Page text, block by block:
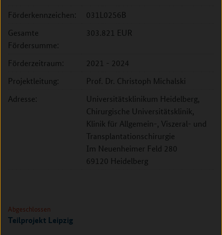
Förderkennzeichen:
031L0256B
Gesamte
Fördersumme:
303.821 EUR
Förderzeitraum:
2021 - 2024
Projektleitung:
Prof. Dr. Christoph Michalski
Adresse:
Universitätsklinikum Heidelberg,
Chirurgische Universitätsklinik,
Klinik für Allgemein-, Viszeral- und
Transplantationschirurgie
Im Neuenheimer Feld 280
69120 Heidelberg
Abgeschlossen
Teilprojekt Leipzig